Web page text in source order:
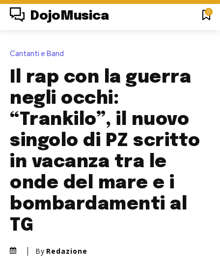
DojoMusica 0
Cantanti e Band
Il rap con la guerra
negli occhi:
“Trankilo”, il nuovo
singolo di PZ scritto
in vacanza tra le
onde del mare e i
bombardamenti al
TG
By Redazione